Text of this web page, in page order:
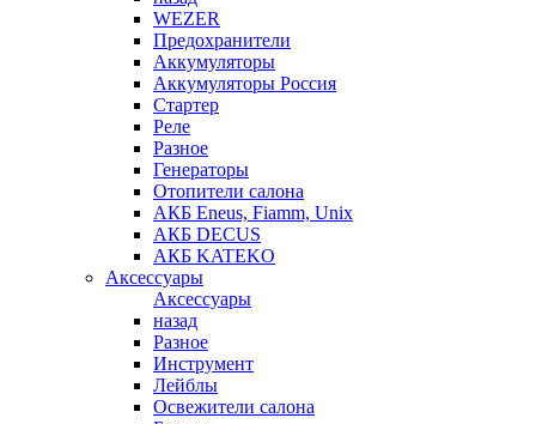
WEZER
Предохранители
Аккумуляторы
Аккумуляторы Россия
Стартер
Реле
Разное
Генераторы
Отопители салона
АКБ Eneus, Fiamm, Unix
АКБ DECUS
АКБ KATEKO
Аксессуары
Аксессуары
назад
Разное
Инструмент
Лейблы
Освежители салона